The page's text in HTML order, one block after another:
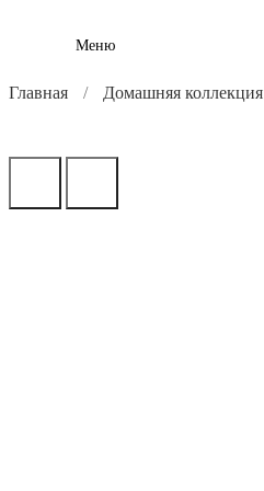
Меню
Главная Домашняя коллекция